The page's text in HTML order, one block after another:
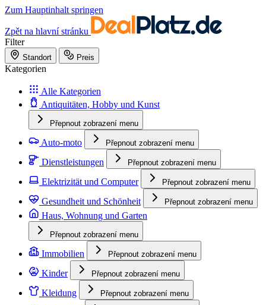
Zum Hauptinhalt springen
Zpět na hlavní stránku
Filter
Standort Preis
Kategorien
Alle Kategorien
Antiquitäten, Hobby und Kunst
Přepnout zobrazení menu
Auto-moto Přepnout zobrazení menu
Dienstleistungen Přepnout zobrazení menu
Elektrizität und Computer Přepnout zobrazení menu
Gesundheit und Schönheit Přepnout zobrazení menu
Haus, Wohnung und Garten
Přepnout zobrazení menu
Immobilien Přepnout zobrazení menu
Kinder Přepnout zobrazení menu
Kleidung Přepnout zobrazení menu